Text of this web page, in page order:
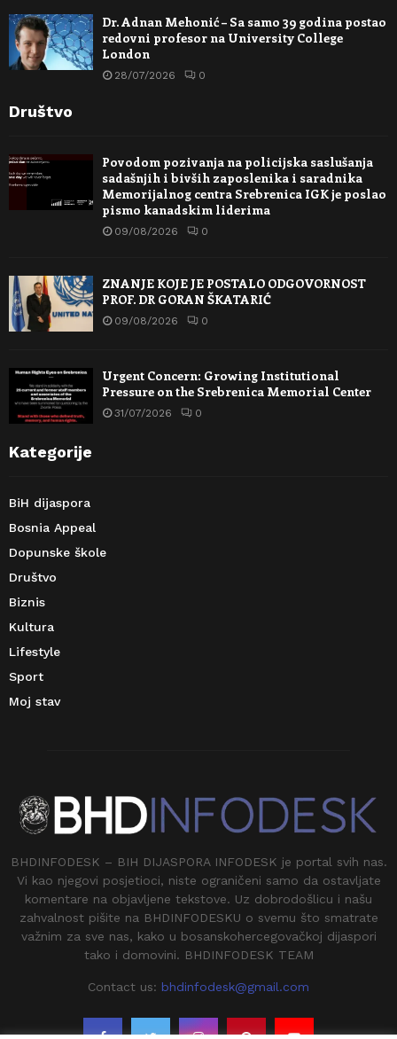
Dr. Adnan Mehonić – Sa samo 39 godina postao
redovni profesor na University College
London
28/07/2026 0
Društvo
Povodom pozivanja na policijska saslušanja
sadašnjih i bivših zaposlenika i saradnika
Memorijalnog centra Srebrenica IGK je poslao
pismo kanadskim liderima
09/08/2026 0
ZNANJE KOJE JE POSTALO ODGOVORNOST
PROF. DR GORAN ŠKATARIĆ
09/08/2026 0
Urgent Concern: Growing Institutional
Pressure on the Srebrenica Memorial Center
31/07/2026 0
Kategorije
BiH dijaspora
Bosnia Appeal
Dopunske škole
Društvo
Biznis
Kultura
Lifestyle
Sport
Moj stav
BHDINFODESK – BIH DIJASPORA INFODESK je portal svih nas.
Vi kao njegovi posjetioci, niste ograničeni samo da ostavljate
komentare na objavljene tekstove. Uz dobrodošlicu i našu
zahvalnost pišite na BHDINFODESKU o svemu što smatrate
važnim za sve nas, kako u bosanskohercegovačkoj dijaspori
tako i domovini. BHDINFODESK TEAM
Contact us: bhdinfodesk@gmail.com